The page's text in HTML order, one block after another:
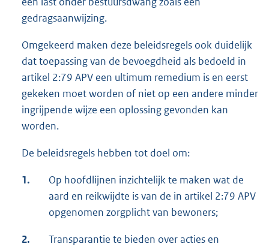
gedragsaanwijzing.
Omgekeerd maken deze beleidsregels ook duidelijk
dat toepassing van de bevoegdheid als bedoeld in
artikel 2:79 APV een ultimum remedium is en eerst
gekeken moet worden of niet op een andere minder
ingrijpende wijze een oplossing gevonden kan
worden.
De beleidsregels hebben tot doel om:
1.
Op hoofdlijnen inzichtelijk te maken wat de
aard en reikwijdte is van de in artikel 2:79 APV
opgenomen zorgplicht van bewoners;
2.
Transparantie te bieden over acties en